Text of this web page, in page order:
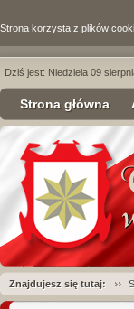
Strona korzysta z plików
Dziś jest: Niedziela 09
Strona główna
Znajdujesz się tutaj: